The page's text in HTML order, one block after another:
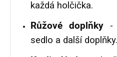
každá holčička.
Růžové doplňky -
sedlo a další doplňky.